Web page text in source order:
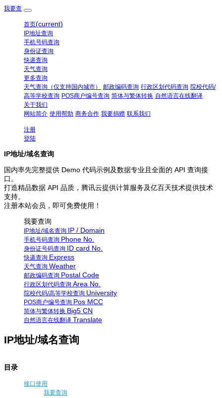
我要查
首页(current)
IP地址查询
手机号码查询
身份证查询
快递查询
天气查询
更多查询
天气查询（仅支持国内城市）
邮政编码查询 行政区划代码查询 院校代码/
高等学校查询 POS商户编号查询 简体与繁体转换 自然语言在线翻译
关于我们
网站简介 使用帮助 商务合作 我要捐赠 联系我们
注册
登陆
IP地址/域名查询
国内率先完整提供 Demo 代码示例及数据专业且全面的 API 查询接
口。
打造精品数据 API 品质，腾讯云提供计算服务及亿百天技术提供技术
支持。
注册本站会员，即可免费使用！
我要查询
IP地址/域名查询 IP / Domain
手机号码查询 Phone No.
身份证号码查询 ID card No.
快递查询 Express
天气查询 Weather
邮政编码查询 Postal Code
行政区划代码查询 Area No.
院校代码/高等学校查询 University
POS商户编号查询 Pos MCC
简体与繁体转换 Big5 CN
自然语言在线翻译 Translate
IP地址/域名查询
目录
接口使用
我要查询